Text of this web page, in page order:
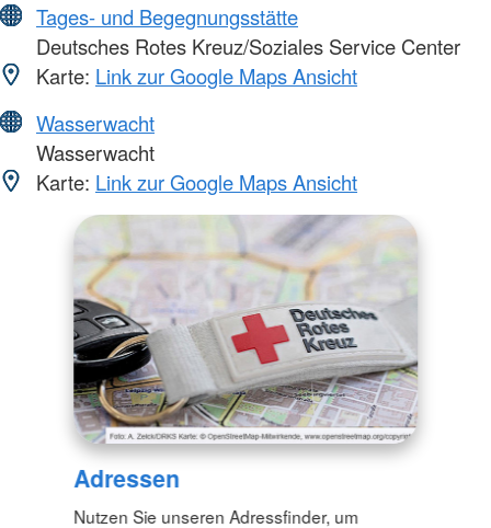
Tages- und Begegnungsstätte
Deutsches Rotes Kreuz/Soziales Service Center
Karte: Link zur Google Maps Ansicht
Wasserwacht
Wasserwacht
Karte: Link zur Google Maps Ansicht
Adressen
Nutzen Sie unseren Adressfinder, um